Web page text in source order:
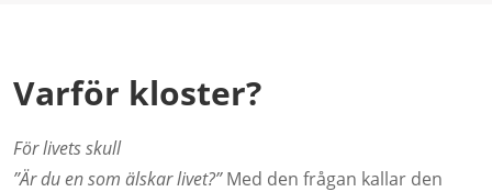
Varför kloster?
För livets skull
”Är du en som älskar livet?”Med den frågan kallar den